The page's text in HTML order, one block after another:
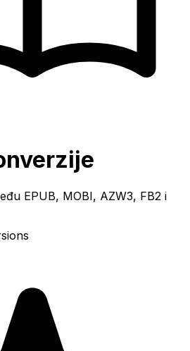
EPUB, MOBI, AZW3, FB2 i